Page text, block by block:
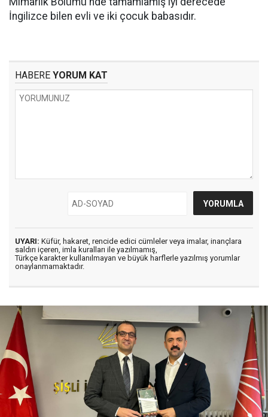
İngilizce bilen evli ve iki çocuk babasıdır.
HABERE YORUM KAT
UYARI: Küfür, hakaret, rencide edici cümleler veya imalar, inançlara
saldırı içeren, imla kuralları ile yazılmamış,
Türkçe karakter kullanılmayan ve büyük harflerle yazılmış yorumlar
onaylanmamaktadır.